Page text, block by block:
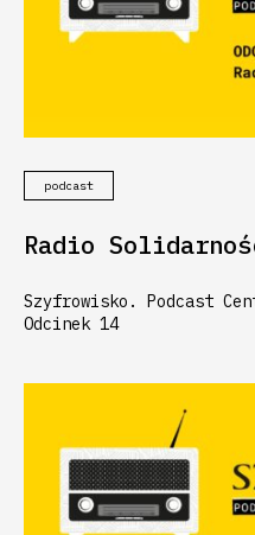
podcast
Radio
Szyfrowisko. Podcast
Odcinek 14